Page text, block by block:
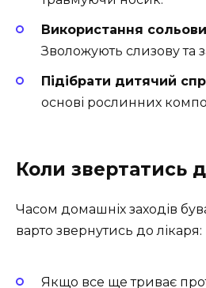
Використання
Зволожують слизову та
Підібрати дитячий
основі рослинних
Коли звертатись
Часом домашніх заходів
варто звернутись до лікаря:
Якщо все ще триває